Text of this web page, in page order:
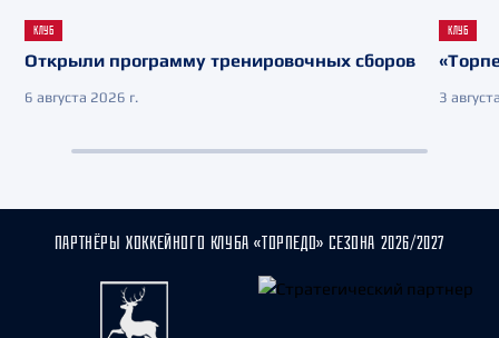
КЛУБ
Открыли программу тренировочных сборов
6 августа 2026 г.
КЛУБ
3
ПАРТНЁРЫ ХОККЕЙНОГО КЛУБА «ТОРПЕДО» СЕЗОНА 2026/2027